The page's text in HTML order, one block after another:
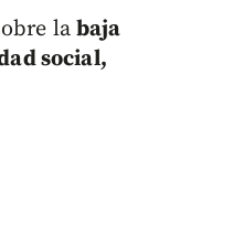
la baja
social,